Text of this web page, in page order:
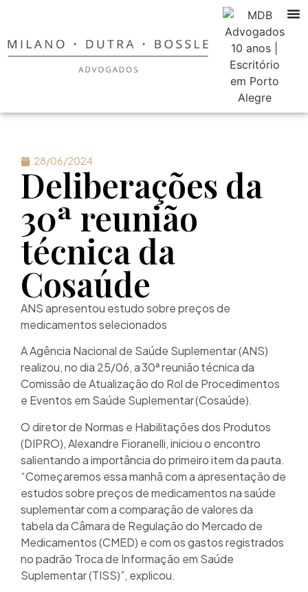
28/06/2024
Deliberações da
30ª reunião
técnica da
Cosaúde
ANS apresentou estudo sobre preços de
medicamentos selecionados
A Agência Nacional de Saúde Suplementar (ANS)
realizou, no dia 25/06, a 30ª reunião técnica da
Comissão de Atualização do Rol de Procedimentos
e Eventos em Saúde Suplementar (Cosaúde).
O diretor de Normas e Habilitações dos Produtos
(DIPRO), Alexandre Fioranelli, iniciou o encontro
salientando a importância do primeiro item da pauta.
“Começaremos essa manhã com a apresentação de
estudos sobre preços de medicamentos na saúde
suplementar com a comparação de valores da
tabela da Câmara de Regulação do Mercado de
Medicamentos (CMED) e com os gastos registrados
no padrão Troca de Informação em Saúde
Suplementar (TISS)”, explicou.